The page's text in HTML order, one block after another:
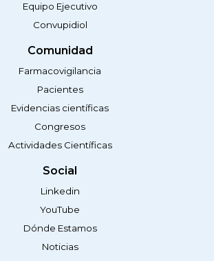
Equipo Ejecutivo
Convupidiol
Comunidad
Farmacovigilancia
Pacientes
Evidencias científicas
Congresos
Actividades Científicas
Social
Linkedin
YouTube
Dónde Estamos
Noticias